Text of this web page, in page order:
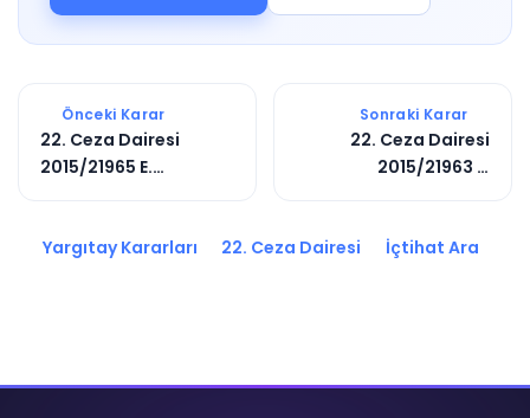
Önceki Karar
22. Ceza Dairesi
2015/21965 E.
Sonraki Karar
22. Ceza Dairesi
2015/21963 E.
Yargıtay Kararları 22. Ceza Dairesi İçtihat Ara